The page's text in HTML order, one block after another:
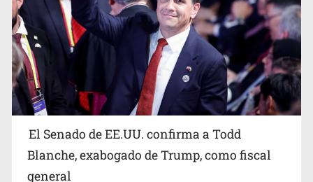
EU reanudará este sábado inspecciones de aguacate en
Michoacán
El Senado de EE.UU. confirma a Todd
Blanche, exabogado de Trump, como fiscal
general